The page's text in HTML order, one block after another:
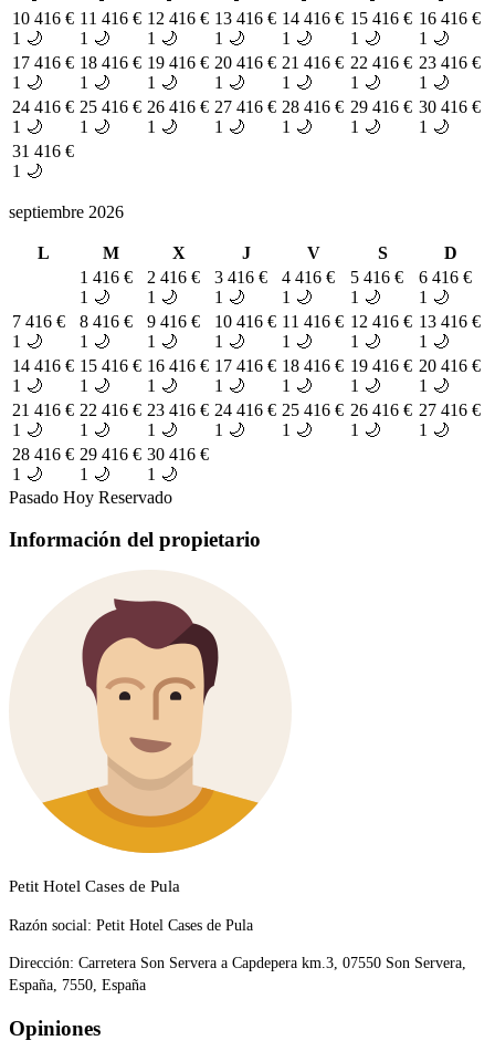
10 416 €
1 🌙
11 416 €
1 🌙
12 416 €
1 🌙
13 416 €
1 🌙
14 416 €
1 🌙
15 416 €
1 🌙
16 416 €
1 🌙
17 416 €
1 🌙
18 416 €
1 🌙
19 416 €
1 🌙
20 416 €
1 🌙
21 416 €
1 🌙
22 416 €
1 🌙
23 416 €
1 🌙
24 416 €
1 🌙
25 416 €
1 🌙
26 416 €
1 🌙
27 416 €
1 🌙
28 416 €
1 🌙
29 416 €
1 🌙
30 416 €
1 🌙
31 416 €
1 🌙
septiembre 2026
L M X J V S
D
1 416 €
1 🌙
2 416 €
1 🌙
3 416 €
1 🌙
4 416 €
1 🌙
5 416 €
1 🌙
6 416 €
1 🌙
7 416 €
1 🌙
8 416 €
1 🌙
9 416 €
1 🌙
10 416 €
1 🌙
11 416 €
1 🌙
12 416 €
1 🌙
13 416 €
1 🌙
14 416 €
1 🌙
15 416 €
1 🌙
16 416 €
1 🌙
17 416 €
1 🌙
18 416 €
1 🌙
19 416 €
1 🌙
20 416 €
1 🌙
21 416 €
1 🌙
22 416 €
1 🌙
23 416 €
1 🌙
24 416 €
1 🌙
25 416 €
1 🌙
26 416 €
1 🌙
27 416 €
1 🌙
28 416 €
1 🌙
29 416 €
1 🌙
30 416 €
1 🌙
Pasado Hoy Reservado
Información del propietario
Petit Hotel Cases de Pula
Razón social: Petit Hotel Cases de Pula
Dirección: Carretera Son Servera a Capdepera km.3, 07550 Son Servera,
España, 7550, España
Opiniones